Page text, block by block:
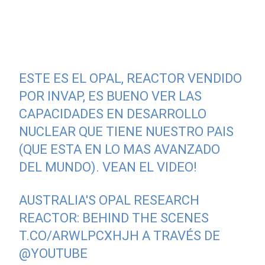
ESTE ES EL OPAL, REACTOR VENDIDO
POR INVAP, ES BUENO VER LAS
CAPACIDADES EN DESARROLLO
NUCLEAR QUE TIENE NUESTRO PAIS
(QUE ESTA EN LO MAS AVANZADO
DEL MUNDO). VEAN EL VIDEO!
AUSTRALIA'S OPAL RESEARCH
REACTOR: BEHIND THE SCENES
T.CO/ARWLPCXHJH A TRAVÉS DE
@YOUTUBE